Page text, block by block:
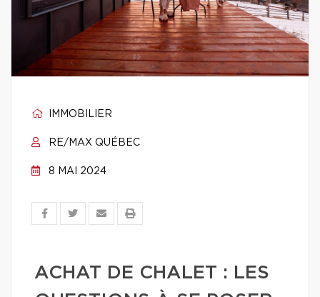
IMMOBILIER
RE/MAX QUÉBEC
8 MAI 2024
ACHAT DE CHALET : LES